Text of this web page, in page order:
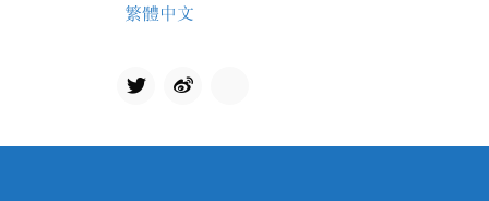
繁體中文
Twit